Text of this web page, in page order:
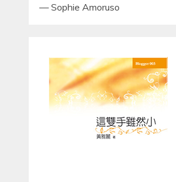
—Sophie Amoruso